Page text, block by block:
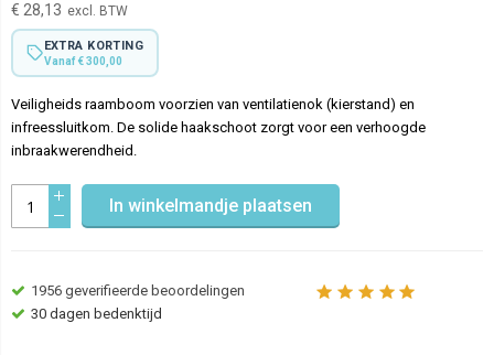
€ 28,13
EXTRA KORTING
Vanaf € 300,00
Veiligheids raamboom voorzien van ventilatienok (kierstand) en
infreessluitkom. De solide haakschoot zorgt voor een verhoogde
inbraakwerendheid.
In winkelmandje plaatsen
1956 geverifieerde beoordelingen
30 dagen bedenktijd